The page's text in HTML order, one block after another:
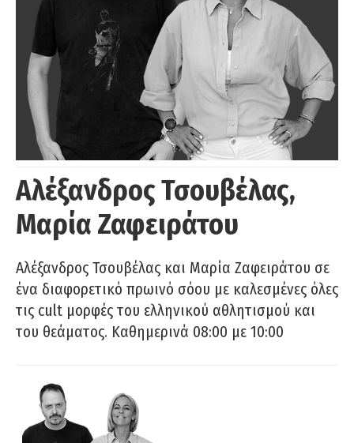
Αλέξανδρος Τσουβέλας,
Μαρία Ζαφειράτου
Αλέξανδρος Τσουβέλας και Μαρία Ζαφειράτου σε
ένα διαφορετικό πρωινό σόου με καλεσμένες όλες
τις cult μορφές του ελληνικού αθλητισμού και
του θεάματος. Καθημερινά 08:00 με 10:00